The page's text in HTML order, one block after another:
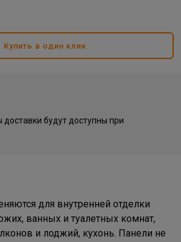
Купить в один клик
будут доступны при
для внутренней отделки
ванных и туалетных комнат,
и лоджий, кухонь. Панели не